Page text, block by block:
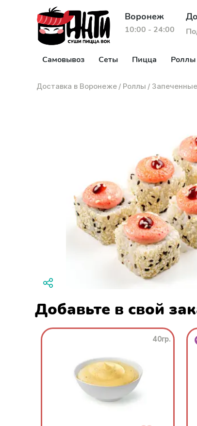
Воронеж
10:00 - 24:00
Самовывоз Сеты Пицца Роллы
Доставка в Воронеже / Роллы / Запеченные
Добавьте в свой
40гр.